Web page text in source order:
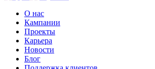
О нас
Кампании
Проекты
Карьера
Новости
Блог